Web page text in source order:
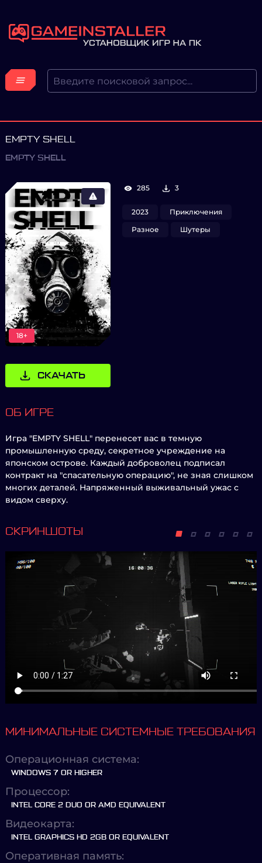
EMPTY SHELL
EMPTY SHELL
18+
СКАЧАТЬ
285 3
2023
Приключения
Разное
Шутеры
ОБ ИГРЕ
Игра "EMPTY SHELL" перенесет вас в темную
промышленную среду, секретное учреждение на
японском острове. Каждый доброволец подписал
контракт на "спасательную операцию", не зная слишком
многих деталей. Напряженный выживальный ужас с
видом сверху.
СКРИНШОТЫ
МИНИМАЛЬНЫЕ СИСТЕМНЫЕ ТРЕБОВАНИЯ
Операционная система:
WINDOWS 7 OR HIGHER
Процессор:
INTEL CORE 2 DUO OR AMD EQUIVALENT
Видеокарта:
INTEL GRAPHICS HD 2GB OR EQUIVALENT
Оперативная память: